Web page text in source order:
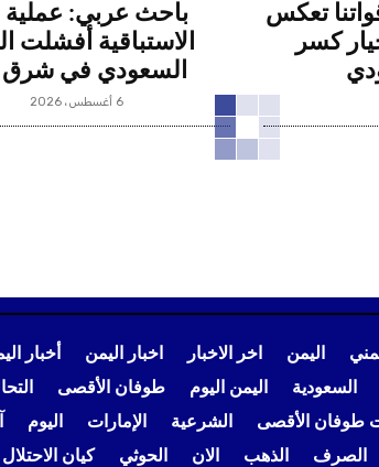
تعكس
كسر
باحث عربي: عملية
الاستباقية أفشلت
السعودي في شرق
6 أغسطس، 2026
اليمن اخر الاخبار اخبار اليمن
أخبار
السعودية اليمن اليوم طوفان الأقصى
طوفان الأقصى
الشرعية الإمارات اليوم
الصرف
الذهب الان الحوثي كيان الاحتلال